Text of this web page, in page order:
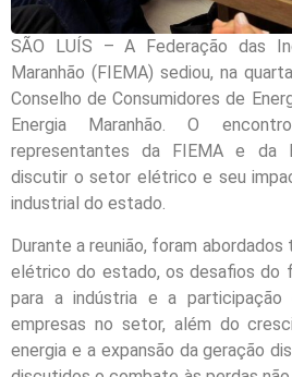
SÃO LUÍS – A Federação das
Maranhão (FIEMA) sediou, na
Conselho de Consumidores de
Energia Maranhão. O
representantes da FIEMA e da
discutir o setor elétrico e seu
industrial do estado.
Durante a reunião, foram
elétrico do estado, os desafios do
para a indústria e a participação
empresas no setor, além do
energia e a expansão da geração